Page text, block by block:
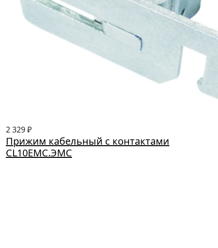
2 329 ₽
Прижим кабельный с контактами
CL10EMC.ЭМС